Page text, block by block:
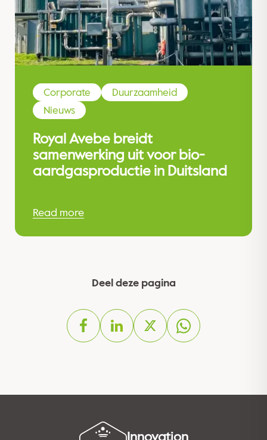
Corporate
Duurzaamheid
Nieuws
Royal Avebe breidt
samenwerking uit voor bio-
aardgasproductie in Duitsland
Read more
Deel deze pagina